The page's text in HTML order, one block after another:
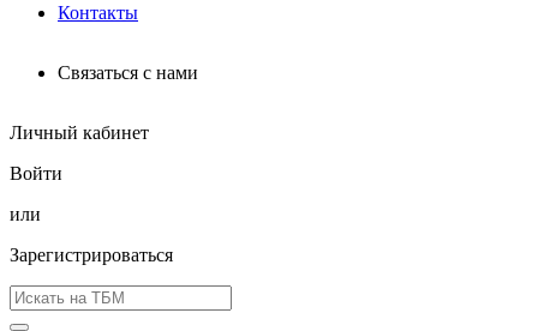
Контакты
Связаться с нами
Личный кабинет
Войти
или
Зарегистрироваться